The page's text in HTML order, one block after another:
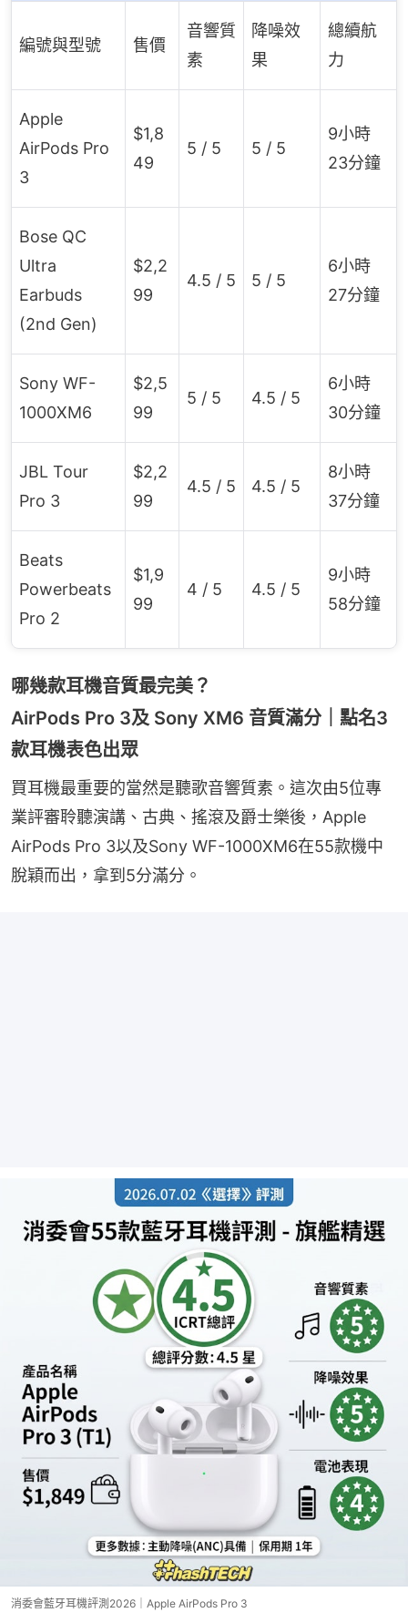
編號與型號 售價
音響質
素
降噪效
果
總續航
力
Apple
AirPods Pro
3
$1,8
49
5 / 5 5 / 5
9小時
23分鐘
Bose QC
Ultra
Earbuds
(2nd Gen)
$2,2
99
4.5 / 5 5 / 5
6小時
27分鐘
Sony WF-
1000XM6
$2,5
99
5 / 5 4.5 / 5
6小時
30分鐘
JBL Tour
Pro 3
$2,2
99
4.5 / 5 4.5 / 5
8小時
37分鐘
Beats
Powerbeats
Pro 2
$1,9
99
4 / 5 4.5 / 5
9小時
58分鐘
哪幾款耳機音質最完美？
AirPods Pro 3及 Sony XM6 音質滿分｜點名3
款耳機表色出眾
買耳機最重要的當然是聽歌音響質素。這次由5位專
業評審聆聽演講、古典、搖滾及爵士樂後，Apple
AirPods Pro 3以及Sony WF-1000XM6在55款機中
脫穎而出，拿到5分滿分。
消委會藍牙耳機評測2026｜Apple AirPods Pro 3